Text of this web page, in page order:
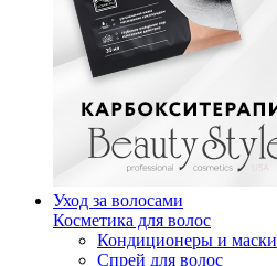
Уход за волосами
Косметика для волос
Кондиционеры и маски
Спрей для волос